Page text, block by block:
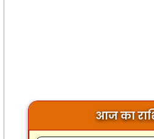
आज का